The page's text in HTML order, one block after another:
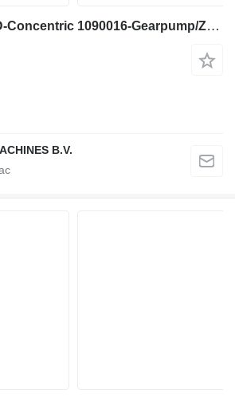
Hitachi ZW310TPD-Concentric 1090016-Gearpump/Zahnradpumpe zupčasta pumpa za prednjeg utovarivača
B.V.